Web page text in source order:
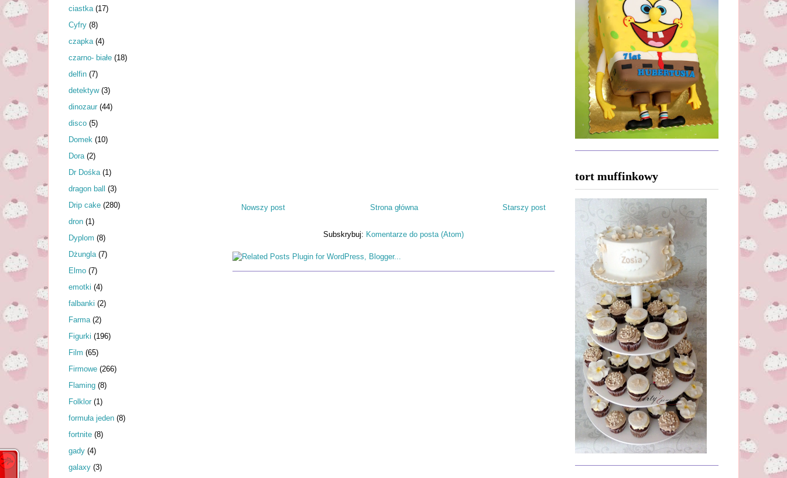
Nowszy post Starszy post
Strona główna
Subskrybuj: Komentarze do posta (Atom)
ciastka (17)
Cyfry (8)
czapka (4)
czarno- białe (18)
delfin (7)
detektyw (3)
dinozaur (44)
disco (5)
Domek (10)
Dora (2)
Dr Dośka (1)
dragon ball (3)
Drip cake (280)
dron (1)
Dyplom (8)
Dżungla (7)
Elmo (7)
emotki (4)
falbanki (2)
Farma (2)
Figurki (196)
Film (65)
Firmowe (266)
Flaming (8)
Folklor (1)
formuła jeden (8)
fortnite (8)
gady (4)
galaxy (3)
tort muffinkowy